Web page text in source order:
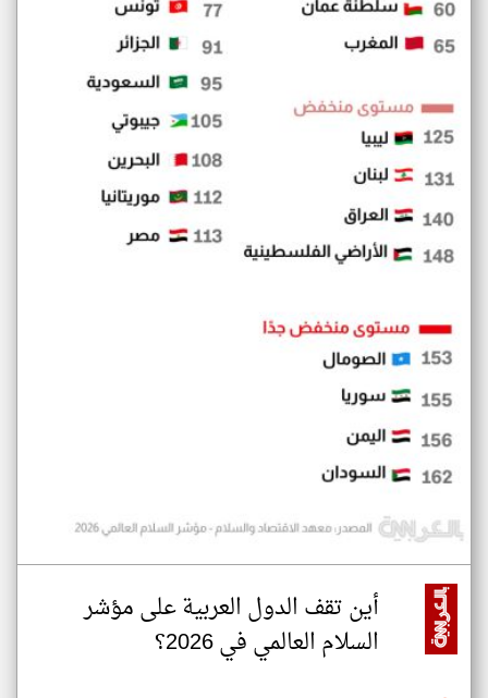
أين تقف الدول العربية على مؤشر
السلام العالمي في 2026؟